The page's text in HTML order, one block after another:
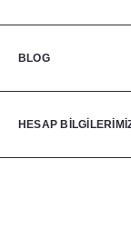
BLOG
HESAP